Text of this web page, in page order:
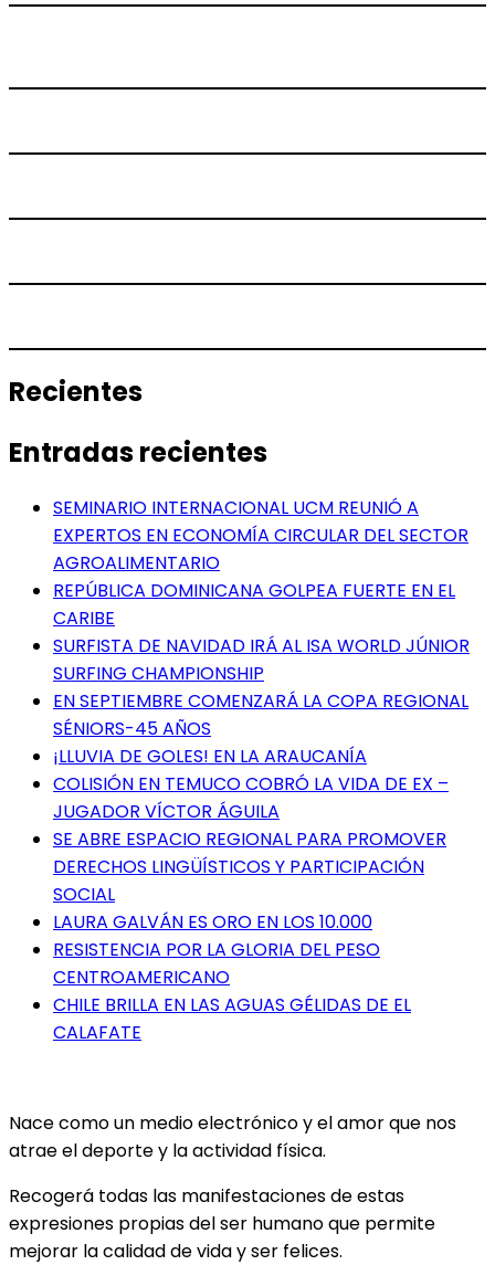
Recientes
Entradas recientes
SEMINARIO INTERNACIONAL UCM REUNIÓ A
EXPERTOS EN ECONOMÍA CIRCULAR DEL SECTOR
AGROALIMENTARIO
REPÚBLICA DOMINICANA GOLPEA FUERTE EN EL
CARIBE
SURFISTA DE NAVIDAD IRÁ AL ISA WORLD JÚNIOR
SURFING CHAMPIONSHIP
EN SEPTIEMBRE COMENZARÁ LA COPA REGIONAL
SÉNIORS-45 AÑOS
¡LLUVIA DE GOLES! EN LA ARAUCANÍA
COLISIÓN EN TEMUCO COBRÓ LA VIDA DE EX –
JUGADOR VÍCTOR ÁGUILA
SE ABRE ESPACIO REGIONAL PARA PROMOVER
DERECHOS LINGÜÍSTICOS Y PARTICIPACIÓN
SOCIAL
LAURA GALVÁN ES ORO EN LOS 10.000
RESISTENCIA POR LA GLORIA DEL PESO
CENTROAMERICANO
CHILE BRILLA EN LAS AGUAS GÉLIDAS DE EL
CALAFATE
Nace como un medio electrónico y el amor que nos
atrae el deporte y la actividad física.
Recogerá todas las manifestaciones de estas
expresiones propias del ser humano que permite
mejorar la calidad de vida y ser felices.